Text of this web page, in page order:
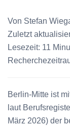
Von Stefan
Zuletzt
Lesezeit: 11
Berlin-Mitte ist
laut
März 2026) der